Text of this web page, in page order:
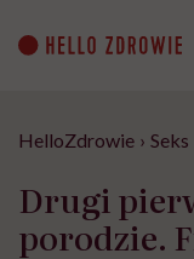
content
HelloZdrowie › Seks
Drugi
porodzie.